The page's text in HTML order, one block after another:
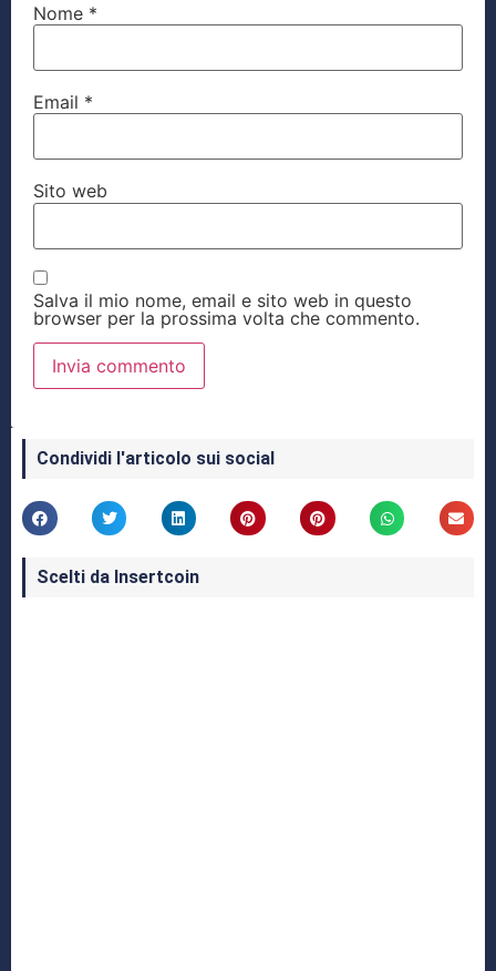
Nome *
Email *
Sito web
Salva il mio nome, email e sito web in questo
browser per la prossima volta che commento.
Condividi l'articolo sui social
Scelti da Insertcoin